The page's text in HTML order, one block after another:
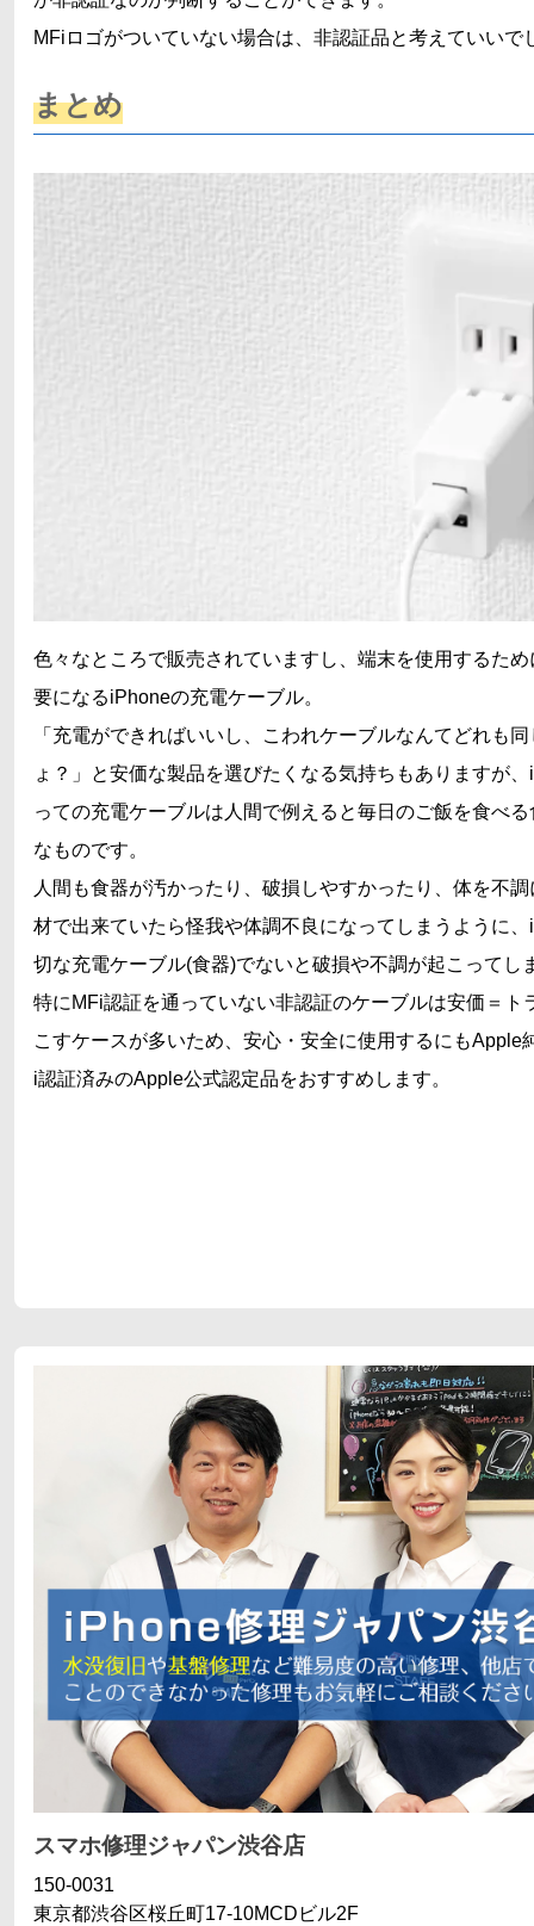
MFiロゴがついていない場合は、非認証品と考えていいで
まとめ
色々なところで販売されていますし、端末を使用するた
要になるiPhoneの充電ケーブル。
「充電ができればいいし、こわれケーブルなんてどれも
ょ？」と安価な製品を選びたくなる気持ちもありますが
っての充電ケーブルは人間で例えると毎日のご飯を食べ
なものです。
人間も食器が汚かったり、破損しやすかったり、体を不
材で出来ていたら怪我や体調不良になってしまうように
切な充電ケーブル(食器)でないと破損や不調が起こってし
特にMFi認証を通っていない非認証のケーブルは安価＝ト
こすケースが多いため、安心・安全に使用するにもApple
i認証済みのApple公式認定品をおすすめします。
スマホ修理ジャパン渋谷店
150-0031
東京都渋谷区桜丘町17-10MCDビル2F